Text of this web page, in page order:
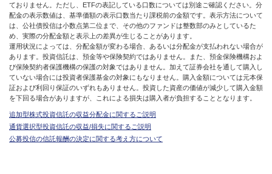
ておりません。ただし、ETFの表記している口数については別途ご確認ください。分
配金の表示数値は、基準価額の表示口数当たり課税前の金額です。表示方法について
は、公社債投信は小数点第二位まで、その他のファンドは整数部のみとしているた
め、実際の分配金額と表示上の差異が生じることがあります。
運用状況によっては、分配金額が変わる場合、あるいは分配金が支払われない場合が
あります。投資信託は、預金等や保険契約ではありません。また、預金保険機構およ
び保険契約者保護機構の保護の対象ではありません。加えて証券会社を通して購入し
ていない場合には投資者保護基金の対象にもなりません。購入金額については元本保
証および利回り保証のいずれもありません。投資した資産の価値が減少して購入金額
を下回る場合がありますが、これによる損失は購入者が負担することとなります。
追加型株式投資信託の収益分配金に関するご説明
通貨選択型投資信託の収益/損失に関するご説明
公募投信の信託報酬の決定に関する考え方について